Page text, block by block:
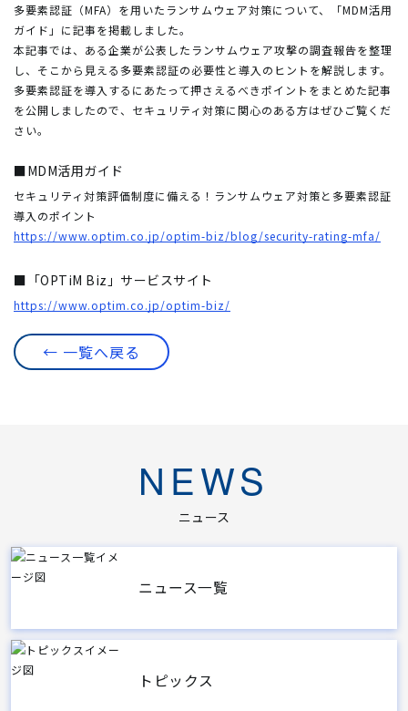
多要素認証（MFA）を用いたランサムウェア対策について、「MDM活用
ガイド」に記事を掲載しました。
本記事では、ある企業が公表したランサムウェア攻撃の調査報告を整理
し、そこから見える多要素認証の必要性と導入のヒントを解説します。
多要素認証を導入するにあたって押さえるべきポイントをまとめた記事
を公開しましたので、セキュリティ対策に関心のある方はぜひご覧くだ
さい。
■MDM活用ガイド
セキュリティ対策評価制度に備える！ランサムウェア対策と多要素認証
導入のポイント
https://www.optim.co.jp/optim-biz/blog/security-rating-mfa/
■「OPTiM Biz」サービスサイト
https://www.optim.co.jp/optim-biz/
← 一覧へ戻る
NEWS
ニュース
ニュース一覧
トピックス